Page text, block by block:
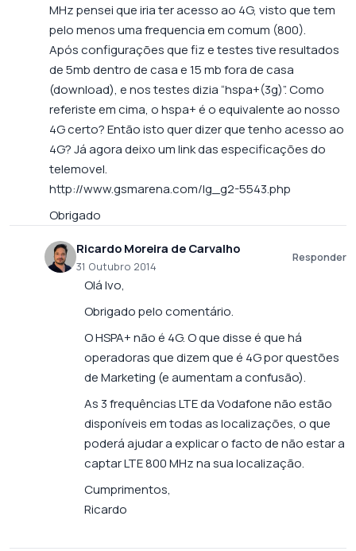
MHz pensei que iria ter acesso ao 4G, visto que tem
pelo menos uma frequencia em comum (800).
Após configurações que fiz e testes tive resultados
de 5mb dentro de casa e 15 mb fora de casa
(download), e nos testes dizia “hspa+(3g)”. Como
referiste em cima, o hspa+ é o equivalente ao nosso
4G certo? Então isto quer dizer que tenho acesso ao
4G? Já agora deixo um link das especificações do
telemovel.
http://www.gsmarena.com/lg_g2-5543.php
Obrigado
Ricardo Moreira de Carvalho
31 Outubro 2014
Responder
Olá Ivo,
Obrigado pelo comentário.
O HSPA+ não é 4G. O que disse é que há
operadoras que dizem que é 4G por questões
de Marketing (e aumentam a confusão).
As 3 frequências LTE da Vodafone não estão
disponíveis em todas as localizações, o que
poderá ajudar a explicar o facto de não estar a
captar LTE 800 MHz na sua localização.
Cumprimentos,
Ricardo